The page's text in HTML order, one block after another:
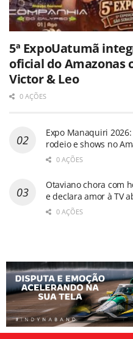
5ª ExpoUatumã
oficial do Amazonas
Victor & Leo
0 AÇÕES
Expo Manaquiri
rodeio e shows no
0 AÇÕES
Otaviano chora com
e declara amor à TV
0 AÇÕES